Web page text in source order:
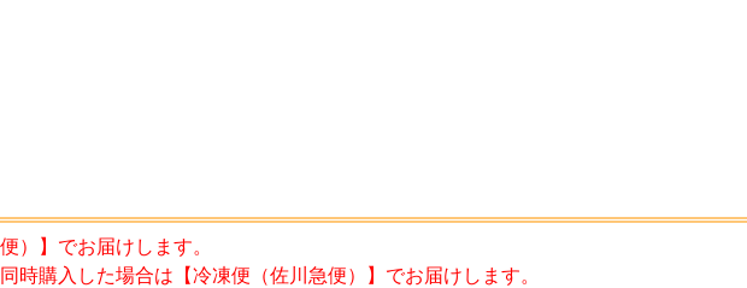
）】でお届けします。
時購入した場合は【冷凍便（佐川急便）】でお届けします。